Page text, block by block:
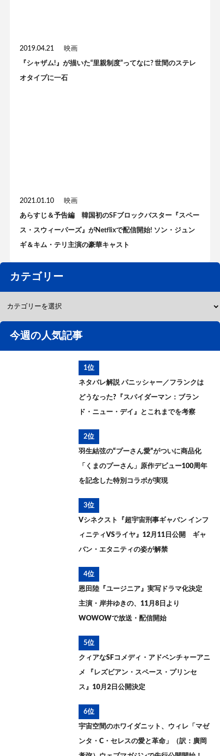
2019.04.21 映画
『シャザム!』が描いた“里親制度”ってなに? 世間のステレ
オタイプに一石
2021.01.10 映画
あらすじ＆予告編 韓国初のSFブロックバスター『スペー
ス・スウィーパーズ』がNetflixで配信開始! ソン・ジュン
ギ＆キム・テリ主演の豪華キャスト
カテゴリー
今週の人気記事
1位
ネタバレ解説 パニッシャー／フランクは
どうなった?『スパイダーマン：ブラン
ド・ニュー・デイ』とこれまでを考察
2位
羽生結弦の“プーさん愛”がついに商品化
「くまのプーさん」原作デビュー100周年
を記念した特別コラボが実現
3位
Vシネクスト『超宇宙刑事ギャバン インフ
ィニティVSライヤ』12月11日公開 ギャ
バン・エタニティの姿が解禁
4位
恩田陸『ユージニア』実写ドラマ化決定
主演・岸井ゆきの、11月8日より
WOWOWで放送・配信開始
5位
クィアなSFコメディ・アドベンチャーアニ
メ 『レズビアン・スペース・プリンセ
ス』10月2日公開決定
6位
宇宙空間のホワイダニット、ウィレ「マゼ
ンタ・C・セレスの愛と革命」（訳：廣岡